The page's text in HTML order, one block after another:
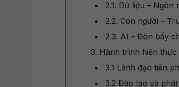
2.1. Dữ liệu –
2.2. Con người –
2.3. AI – Đòn bẩy
3. Hành trình hiện
3.1 Lãnh đạo tiên
3.2 Đào tạo và